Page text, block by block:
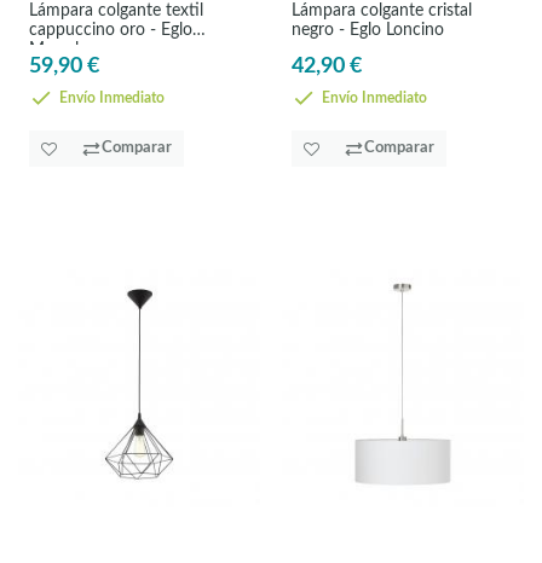
Lámpara colgante textil
cappuccino oro - Eglo
Maserlo
59,90 €
Envío Inmediato
Comparar
Lámpara colgante cristal
negro - Eglo Loncino
42,90 €
Envío Inmediato
Comparar